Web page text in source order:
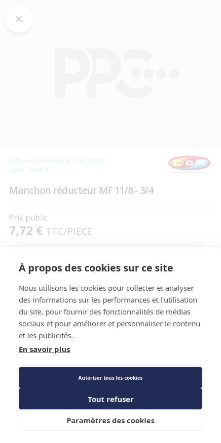
Référence Fournisseur : RAC50422
Code : 763101
Manchon réducteur MF 11/8 - 3/4
Prix public
7,72 € TTC/PIECE
Caractéristiques techniques
Caractéristiques techniques
MF 11/8 - 3/4
CBM
Ajouter au panier
À propos des cookies sur ce site
Nous utilisons les cookies pour collecter et analyser
des informations sur les performances et l'utilisation
du site, pour fournir des fonctionnalités de médias
sociaux et pour améliorer et personnaliser le contenu
et les publicités.
En savoir plus
Autoriser tous les cookies
Tout refuser
Paramètres des cookies